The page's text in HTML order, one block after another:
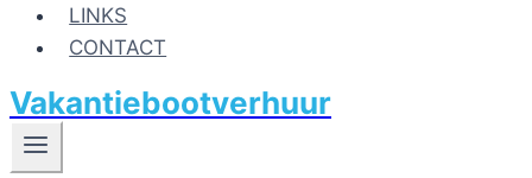
LINKS
CONTACT
Vakantiebootverhuur